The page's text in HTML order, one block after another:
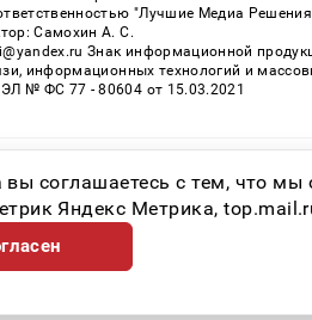
"Лучшие Медиа
Самохин А. С.
Знак информационной
информационных технологий и
№ ФС 77 - 80604 от 15.03.2021
категория сайта 16+
соглашаетесь с тем, что
Яндекс Метрика,